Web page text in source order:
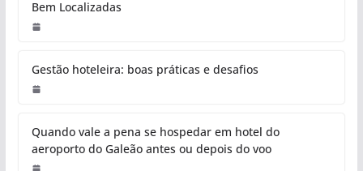
Bem Localizadas
Gestão hoteleira: boas práticas e desafios
Quando vale a pena se hospedar em hotel do
aeroporto do Galeão antes ou depois do voo